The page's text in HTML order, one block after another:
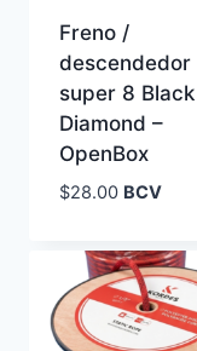
Freno /
descendedor
super 8 Black
Diamond –
OpenBox
$28.00 BCV